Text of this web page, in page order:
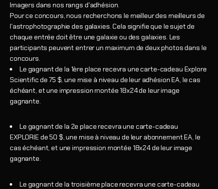
Imagers dans nos rangs d'adhésion.
Pour ce concours, nous recherchons le meilleur des meilleurs de
l'astrophotographie des galaxies. Cela signifie que le sujet de
chaque entrée doit être une galaxie ou des galaxies. Les
participants peuvent entrer un maximum de deux photos dans le
concours.
Le gagnant de la 1ère place recevra une carte-cadeau Explore
Scientific de 75 $, une mise à niveau de leur adhésion EA, le cas
échéant, et une impression montée 18x24 de leur image
gagnante.
Le gagnant de la 2e place recevra une carte-cadeau
EXPLORIE de 50 $, une mise à niveau de leur abonnement EA, le
cas échéant, et une impression montée 18x24 de leur image
gagnante.
Le gagnant de la troisième place recevra une carte-cadeau